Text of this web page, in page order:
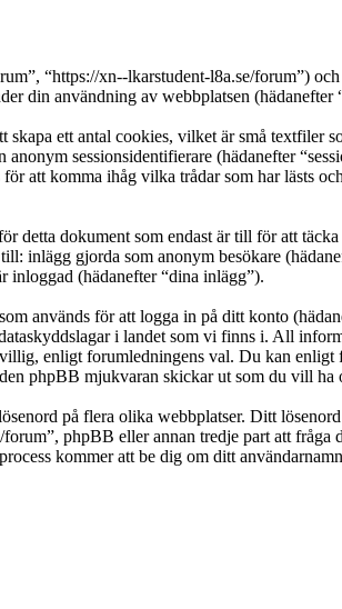
“https://xn--lkarstudent-l8a.se/forum”)
din användning av webbplatsen (hädanefter
ett antal cookies, vilket är små textfiler
sessionsidentifierare (hädanefter
att komma ihåg vilka trådar som har lästs
detta dokument som endast är till för att
inlägg gjorda som anonym besökare
inloggad (hädanefter “dina inlägg”).
används för att logga in på ditt konto
i landet som vi finns i. All
enligt forumledningens val. Du kan
phpBB mjukvaran skickar ut som du vill ha
på flera olika webbplatser. Ditt
phpBB eller annan tredje part att
kommer att be dig om ditt